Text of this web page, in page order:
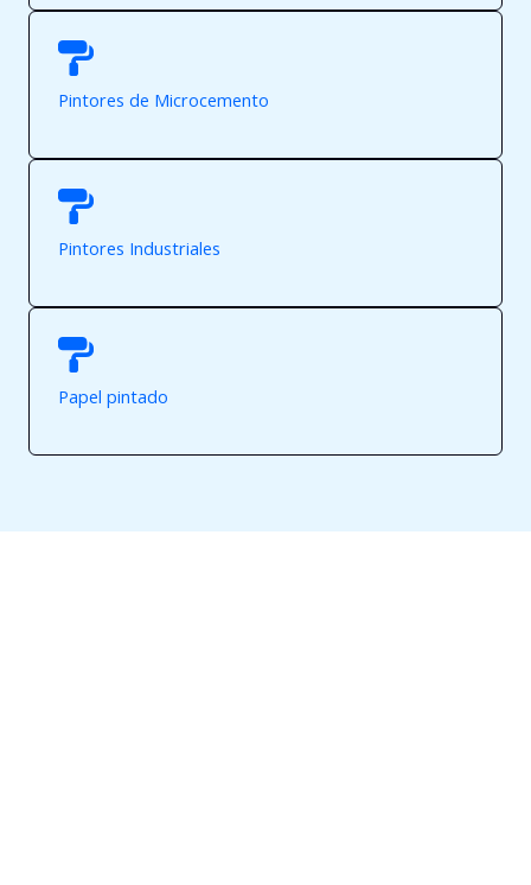
Pintores de Microcemento
Pintores Industriales
Papel pintado